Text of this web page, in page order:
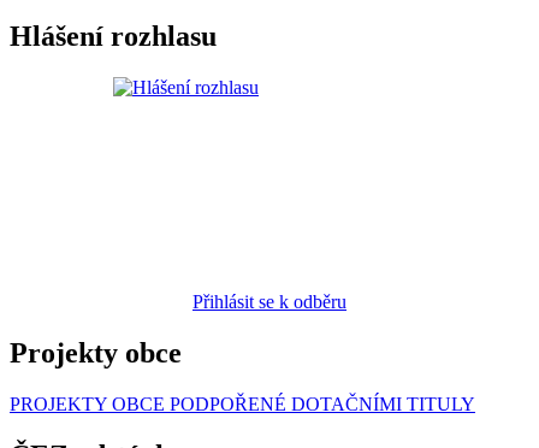
Hlášení rozhlasu
Přihlásit se k odběru
Projekty obce
PROJEKTY OBCE PODPOŘENÉ DOTAČNÍMI TITULY